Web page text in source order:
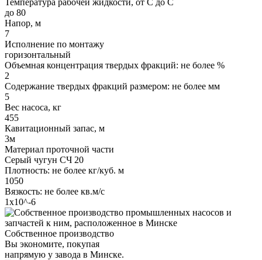
до 80
Напор, м
7
Исполнение по монтажу
горизонтальный
Объемная концентрация твердых фракций: не более %
2
Содержание твердых фракций размером: не более мм
5
Вес насоса, кг
455
Кавитационный запас, м
3м
Материал проточной части
Серый чугун СЧ 20
Плотность: не более кг/куб. м
1050
Вязкость: не более кв.м/с
1х10^-6
Собственное производство
Вы экономите, покупая
напрямую у завода в Минске.